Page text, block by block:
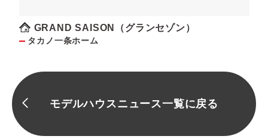
GRAND SAISON（グランセゾン）
タカノ一条ホーム
モデルハウスニュース一覧に戻る